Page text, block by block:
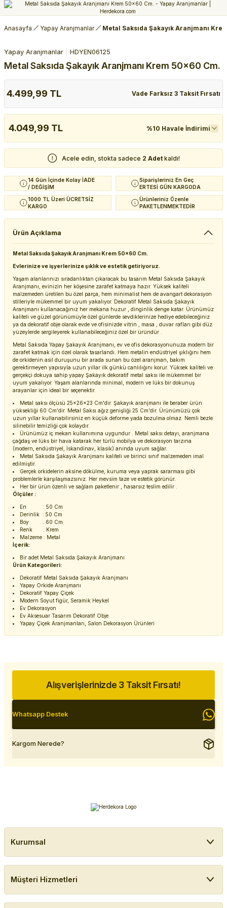
Anasayfa Yapay Aranjmanlar Metal Saksıda Şakayık Aranjmanı
Yapay Aranjmanlar HDYEN06125
Metal Saksıda Şakayık Aranjmanı Krem 50x60 Cm.
4.499,99 TL Vade Farksız 3 Taksit Fırsatı
4.049,99 TL %10 Havale İndirimi
Acele edin, stokta sadece 2 Adet kaldı!
14 Gün İçinde Kolay İADE
/ DEĞİŞİM
Siparişleriniz En Geç
ERTESİ GÜN KARGODA
1000 TL Üzeri ÜCRETSİZ
KARGO
Ürünleriniz Özenle
PAKETLENMEKTEDİR
Ürün Açıklama
Metal Saksıda Şakayık Aranjmanı Krem 50x60 Cm.
Evlerinize ve işyerlerinize şıklık ve estetik getiriyoruz.
Yaşam alanlarınızı sıradanlıktan çıkaracak bu tasarım Metal Saksıda Şakayık
Aranjmanı, evinizin her köşesine zarafet katmaya hazır. Yüksek kaliteli
malzemeden üretilen bu özel parça, hem minimalist hem de avangart dekorasyon
stilleriyle mükemmel bir uyum yakalıyor. Dekoratif Metal Saksıda Şakayık
Aranjmanı kullanacağınız her mekana huzur , dinginlik denge katar. Ürünümüz
kaliteli ve güzel görünümüyle özel günlerde sevdiklerinize hediye edebileceğiniz
ya da dekoratif obje olarak evde ve ofisinizde vitrin , masa , duvar rafları gibi düz
yüzeylerde sergileyerek kullanabileceğiniz özel bir üründür .
Metal Saksıda Yapay Şakayık Aranjmanı, ev ve ofis dekorasyonunuza modern bir
zarafet katmak için özel olarak tasarlandı. Hem metalin endüstriyel şıklığını hem
de orkidenin asil duruşunu bir arada sunan bu özel aranjman, bakım
gerektirmeyen yapısıyla uzun yıllar ilk günkü canlılığını korur. Yüksek kaliteli ve
gerçekçi dokuya sahip yapay Şakayık dekoratif metal saksı ile mükemmel bir
uyum yakalıyor. Yaşam alanlarında minimal, modern ve lüks bir dokunuş
arayanlar için ideal bir seçenektir.
Metal saksı ölçüsü 25x26x23 Cm'dir. Şakayık aranjmanı ile beraber ürün
yüksekliği 60 Cm'dir. Metal Saksı ağız genişliği 25 Cm'dir. Ürünümüzü çok
uzun yıllar kullanabilirsiniz en küçük deforme yada bozulma olmaz. Nemli bezle
silinebilir temizliği çok kolaydır.
Ürünümüz iç mekan kullanımına uygundur . Metal saksı detayı, aranjmana
çağdaş ve lüks bir hava katarak her türlü mobilya ve dekorasyon tarzına
(modern, endüstriyel, İskandinav, klasik) anında uyum sağlar.
Metal Saksıda Şakayık Aranjmanı kaliteli ve birinci sınıf malzemeden imal
edilmiştir.
Gerçek orkidelerin aksine dökülme, kuruma veya yaprak sararması gibi
problemlerle karşılaşmazsınız. Her mevsim taze ve estetik görünür.
Her bir ürün özenli ve sağlam paketlenir , hasarsız teslim edilir .
Ölçüler :
En : 50 Cm
Derinlik : 50 Cm
Boy : 60 Cm
Renk : Krem
Malzeme : Metal
İçerik:
Bir adet Metal Saksıda Şakayık Aranjmanı
Ürün Kategorileri:
Dekoratif Metal Saksıda Şakayık Aranjmanı
Yapay Orkide Aranjmanı
Dekoratif Yapay Çiçek
Modern Soyut figür, Seramik Heykel
Ev Dekorasyon
Ev Aksesuar Tasarım Dekoratif Obje
Yapay Çiçek Aranjmanları, Salon Dekorasyon Ürünleri
Alışverişlerinizde 3 Taksit Fırsatı!
Whatsapp Destek
Kargom Nerede?
Kurumsal
Müşteri Hizmetleri